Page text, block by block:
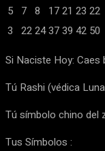
5 7 8 1721 23 22
3 22243739 42 50
Si Naciste Hoy: Caes
Tú Rashi (védica
Tú símbolo chino del
Tus Símbolos :